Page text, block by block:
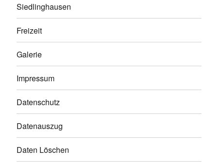
Siedlinghausen
Freizeit
Galerie
Impressum
Datenschutz
Datenauszug
Daten Löschen